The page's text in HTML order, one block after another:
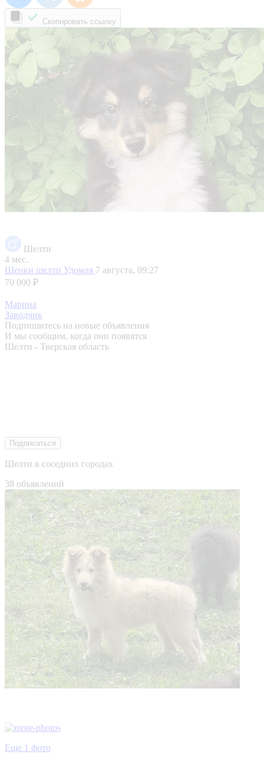
Скопировать ссылку
Шелти
4 мес.
Щенки шелти Удомля 7 августа, 09:27
70 000 ₽
Марина
Заводчик
Подпишитесь на новые объявления
И мы сообщим, когда они появятся
Шелти - Тверская область
Подписаться
Шелти в соседних городах
38 объявлений
Еще 1 фото